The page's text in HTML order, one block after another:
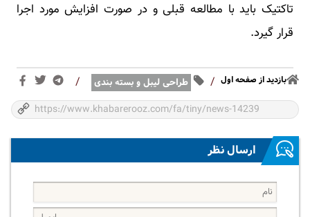
تاکتیک باید با مطالعه قبلی و در صورت افزایش مورد اجرا
قرار گیرد.
بازدید از صفحه اول / طراحی لیبل و بسته بندی /
ارسال نظر